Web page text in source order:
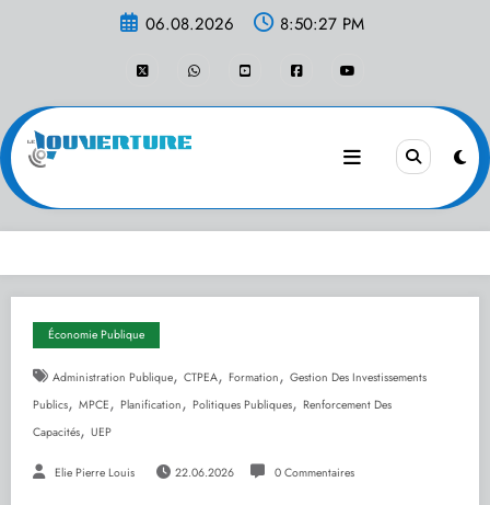
06.08.2026 8:50:27 PM
Économie Publique
Administration Publique, CTPEA, Formation , Gestion Des Investissements
Publics, MPCE , Planification , Politiques Publiques, Renforcement Des
Capacités, UEP
Elie Pierre Louis 22.06.2026 0 Commentaires